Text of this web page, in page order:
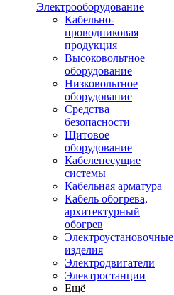
Электрооборудование
Кабельно-
проводниковая
продукция
Высоковольтное
оборудование
Низковольтное
оборудование
Средства
безопасности
Щитовое
оборудование
Кабеленесущие
системы
Кабельная арматура
Кабель обогрева,
архитектурный
обогрев
Электроустановочные
изделия
Электродвигатели
Электростанции
Ещё